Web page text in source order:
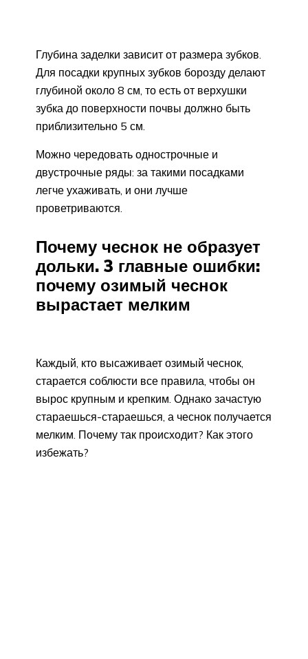
Глубина заделки зависит от размера зубков.
Для посадки крупных зубков борозду делают
глубиной около 8 см, то есть от верхушки
зубка до поверхности почвы должно быть
приблизительно 5 см.
Можно чередовать однострочные и
двустрочные ряды: за такими посадками
легче ухаживать, и они лучше
проветриваются.
Почему чеснок не образует
дольки. 3 главные ошибки:
почему озимый чеснок
вырастает мелким
Каждый, кто высаживает озимый чеснок,
старается соблюсти все правила, чтобы он
вырос крупным и крепким. Однако зачастую
стараешься-стараешься, а чеснок получается
мелким. Почему так происходит? Как этого
избежать?